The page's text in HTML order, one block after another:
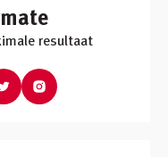
resultaat